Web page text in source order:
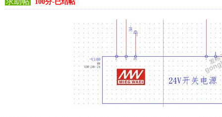
100分-已结帖